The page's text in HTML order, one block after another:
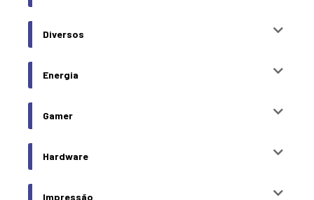
Diversos
Energia
Gamer
Hardware
Impressão